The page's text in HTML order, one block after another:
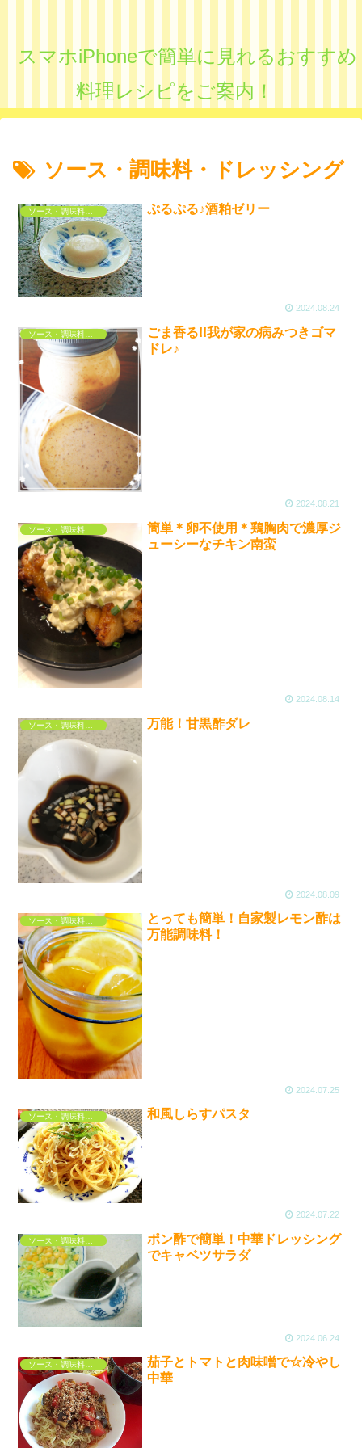
スマホiPhoneで簡単に見れるおすすめ
料理レシピをご案内！
ソース・調味料・ドレッシング
ソース・調味料・ドレッシング ぷるぷる♪酒粕ゼリー
2024.08.24
ソース・調味料・ドレッシング
ごま香る!!我が家の病みつきゴマ
ドレ♪
2024.08.21
ソース・調味料・ドレッシング
簡単＊卵不使用＊鶏胸肉で濃厚ジ
ューシーなチキン南蛮
2024.08.14
ソース・調味料・ドレッシング 万能！甘黒酢ダレ
2024.08.09
ソース・調味料・ドレッシング
とっても簡単！自家製レモン酢は
万能調味料！
2024.07.25
ソース・調味料・ドレッシング 和風しらすパスタ
2024.07.22
ソース・調味料・ドレッシング
ポン酢で簡単！中華ドレッシング
でキャベツサラダ
2024.06.24
ソース・調味料・ドレッシング
茄子とトマトと肉味噌で☆冷やし
中華